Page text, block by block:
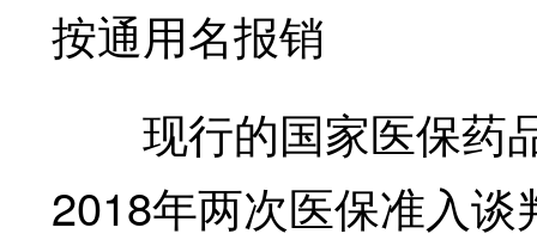
按通用名报销
现行的国家医保药
2018年两次医保准入